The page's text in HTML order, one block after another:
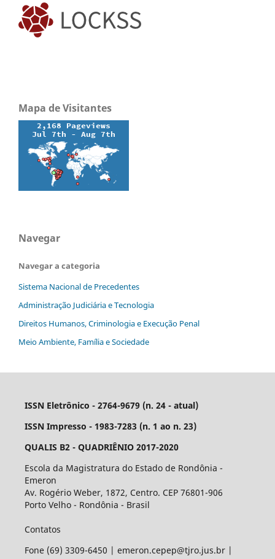
Mapa de Visitantes
Navegar
Navegar a categoria
Sistema Nacional de Precedentes
Administração Judiciária e Tecnologia
Direitos Humanos, Criminologia e Execução Penal
Meio Ambiente, Família e Sociedade
ISSN Eletrônico - 2764-9679 (n. 24 - atual)
ISSN Impresso - 1983-7283 (n. 1 ao n. 23)
QUALIS B2 - QUADRIÊNIO 2017-2020
Escola da Magistratura do Estado de Rondônia -
Emeron
Av. Rogério Weber, 1872, Centro. CEP 76801-906
Porto Velho - Rondônia - Brasil
Contatos
Fone (69) 3309-6450 | emeron.cepep@tjro.jus.br |